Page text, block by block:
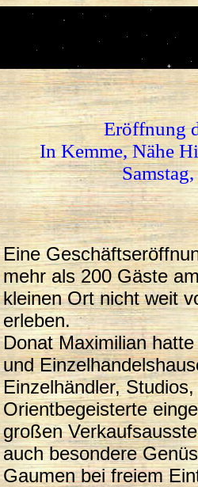
Eröffnung
In Kemme, Nähe
Eine
mehr als 200 Gäste
kleinen Ort nicht weit
erleben.
Donat Maximilian
und
Einzelhändler,
Orientbegeisterte
großen
auch besondere
Gaumen bei freiem